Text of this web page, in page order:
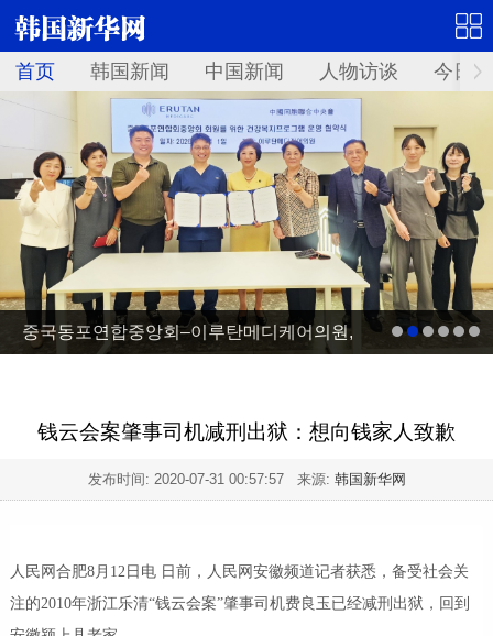
首页 韩国新闻 中国新闻 人物访谈 今日
중국동포연합중앙회–이루탄메디케어의원,
钱云会案肇事司机减刑出狱：想向钱家人致歉
发布时间: 2020-07-31 00:57:57来源: 韩国新华网
人民网合肥8月12日电 日前，人民网安徽频道记者获悉，备受社会关
注的2010年浙江乐清“钱云会案”肇事司机费良玉已经减刑出狱，回到